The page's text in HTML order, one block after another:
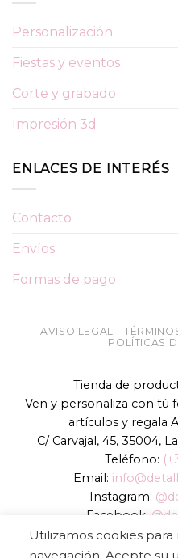
Personalización
Fiestas y eventos
Corte y grabado
Impresión 3d
ENLACES DE INTERÉS
Contacto
Envíos
Formas de pago
AVISO LEGAL
POLÍTICAS
Tienda de
Ven y personaliza con tú
artículos y regala
C/ Carvajal, 45, 35004,
Teléfono:
Email:
Instagram:
Facebook:
TikTok:
Página web:
Utilizamos cookies